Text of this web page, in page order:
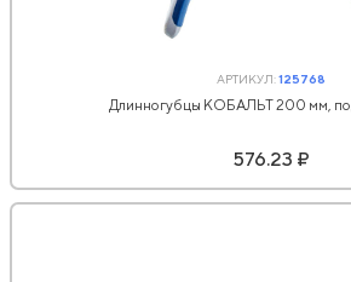
АРТИКУЛ:125768
Длинногубцы КОБАЛЬТ 200 мм,
576.23 ₽